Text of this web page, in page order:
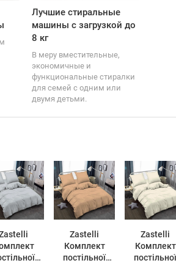
Лучшие стиральные
машины с загрузкой до
8 кг
В меру вместительные,
экономичные и
функциональные стиралки
для семей с одним или
двумя детьми.
Zastelli
Комплект
постільної
Zastelli
Комплект
постільної